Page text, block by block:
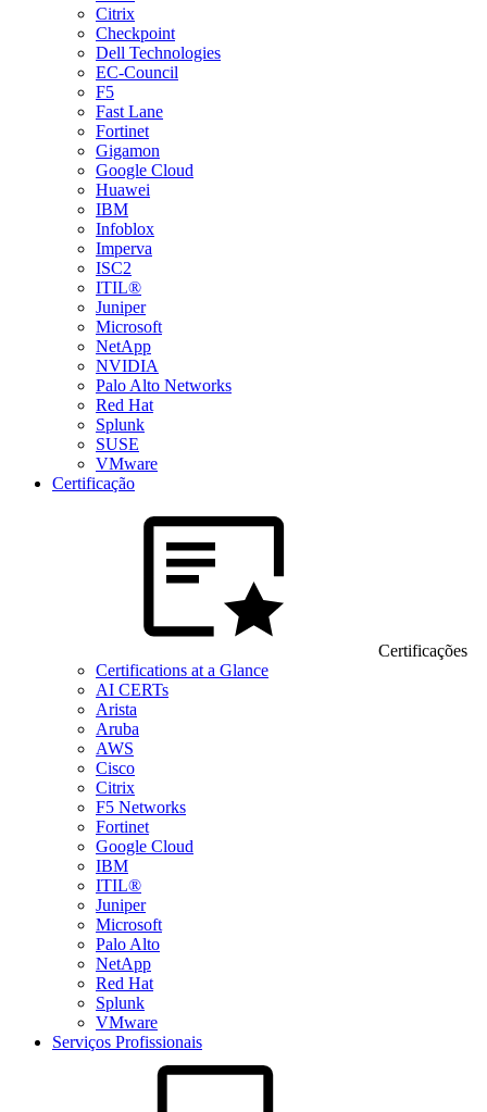
Citrix
Checkpoint
Dell Technologies
EC-Council
F5
Fast Lane
Fortinet
Gigamon
Google Cloud
Huawei
IBM
Infoblox
Imperva
ISC2
ITIL®
Juniper
Microsoft
NetApp
NVIDIA
Palo Alto Networks
Red Hat
Splunk
SUSE
VMware
Certificação
Certificações
Certifications at a Glance
AI CERTs
Arista
Aruba
AWS
Cisco
Citrix
F5 Networks
Fortinet
Google Cloud
IBM
ITIL®
Juniper
Microsoft
Palo Alto
NetApp
Red Hat
Splunk
VMware
Serviços Profissionais